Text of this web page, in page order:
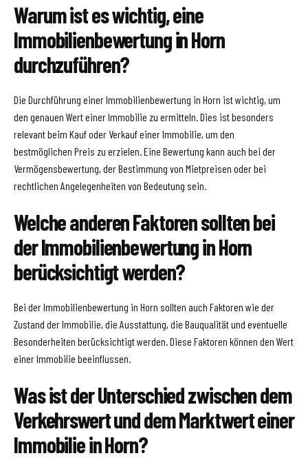
Warum ist es wichtig, eine
Immobilienbewertung in Horn
durchzuführen?
Die Durchführung einer Immobilienbewertung in Horn ist wichtig, um
den genauen Wert einer Immobilie zu ermitteln. Dies ist besonders
relevant beim Kauf oder Verkauf einer Immobilie, um den
bestmöglichen Preis zu erzielen. Eine Bewertung kann auch bei der
Vermögensbewertung, der Bestimmung von Mietpreisen oder bei
rechtlichen Angelegenheiten von Bedeutung sein.
Welche anderen Faktoren sollten bei
der Immobilienbewertung in Horn
berücksichtigt werden?
Bei der Immobilienbewertung in Horn sollten auch Faktoren wie der
Zustand der Immobilie, die Ausstattung, die Bauqualität und eventuelle
Besonderheiten berücksichtigt werden. Diese Faktoren können den Wert
einer Immobilie beeinflussen.
Was ist der Unterschied zwischen dem
Verkehrswert und dem Marktwert einer
Immobilie in Horn?